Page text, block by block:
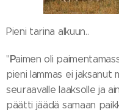
Pieni tarina alkuun..
"Paimen oli
pieni lammas ei jaksanut
seuraavalle laaksolle ja
päätti jäädä samaan